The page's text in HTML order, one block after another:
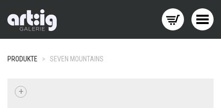
Menü wechseln
PRODUKTE > SEVEN MOUNTAINS
+